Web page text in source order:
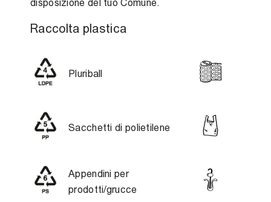
disposizione del tuo Comune.
Raccolta plastica
Pluriball
Sacchetti di polietilene
Appendini per
prodotti/grucce